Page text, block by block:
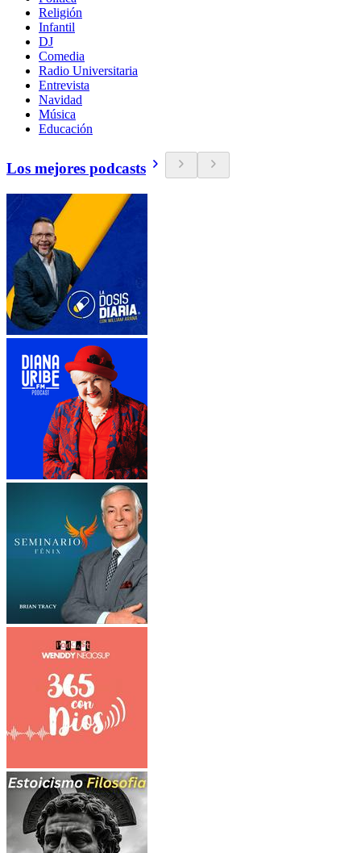
Religión
Infantil
DJ
Comedia
Radio Universitaria
Entrevista
Navidad
Música
Educación
Los mejores podcasts